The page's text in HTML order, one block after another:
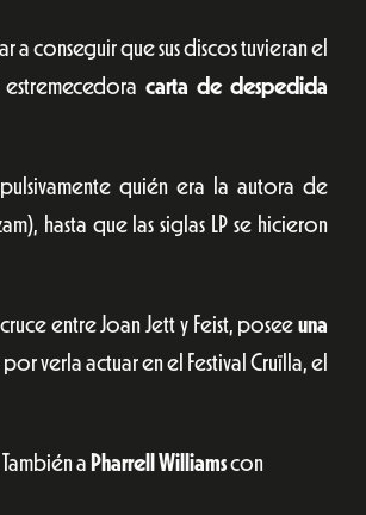
a conseguir que sus discos tuvieran el
estremecedoracarta de despedida
quién era la autora de
hasta que las siglas LP se hicieron
entre Joan Jett y Feist, poseeuna
verla actuar en el Festival Cruïlla, el
a Pharrell Williamscon